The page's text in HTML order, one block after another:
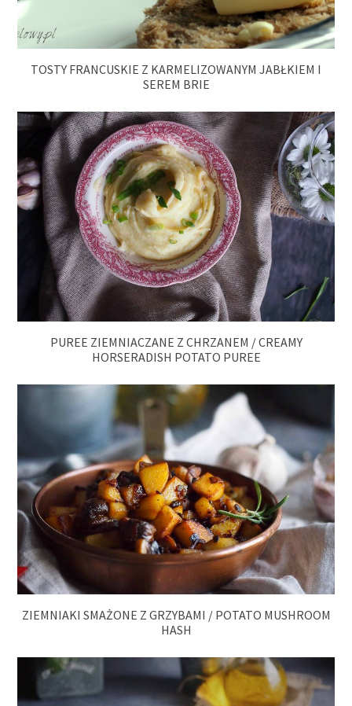
TOSTY FRANCUSKIE Z KARMELIZOWANYM JABŁKIEM I
SEREM BRIE
PUREE ZIEMNIACZANE Z CHRZANEM / CREAMY
HORSERADISH POTATO PUREE
ZIEMNIAKI SMAŻONE Z GRZYBAMI / POTATO MUSHROOM
HASH